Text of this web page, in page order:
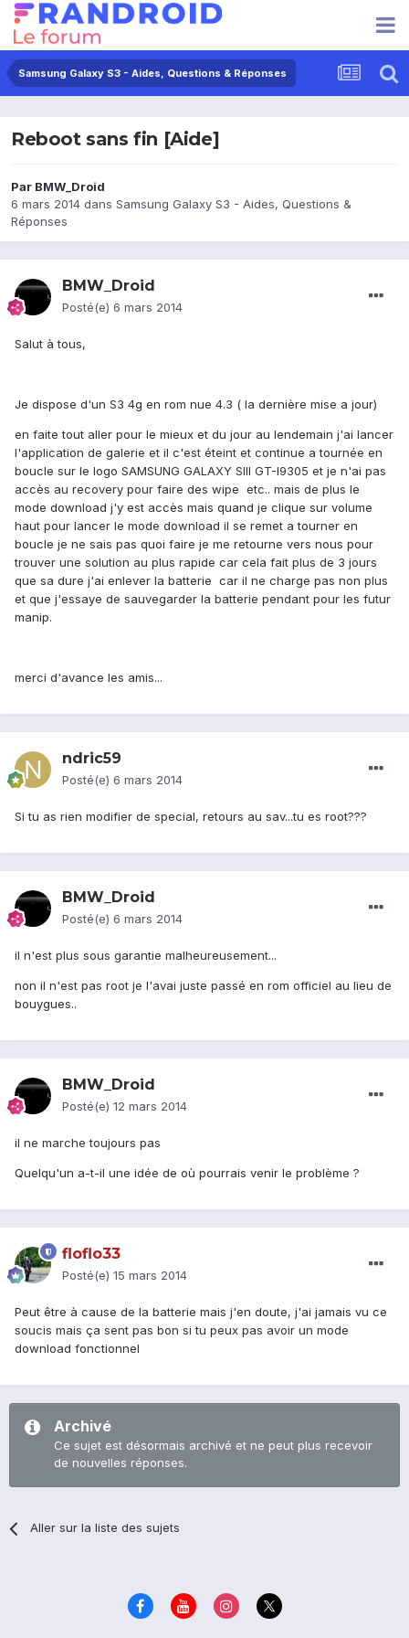
Samsung Galaxy S3 - Aides, Questions & Réponses
Reboot sans fin [Aide]
Par BMW_Droid
6 mars 2014 dans Samsung Galaxy S3 - Aides, Questions &
Réponses
BMW_Droid
Posté(e) 6 mars 2014
Salut à tous,
Je dispose d'un S3 4g en rom nue 4.3 ( la dernière mise a jour)
en faite tout aller pour le mieux et du jour au lendemain j'ai lancer
l'application de galerie et il c'est éteint et continue a tournée en
boucle sur le logo SAMSUNG GALAXY SIII GT-I9305 et je n'ai pas
accès au recovery pour faire des wipe etc.. mais de plus le
mode download j'y est accès mais quand je clique sur volume
haut pour lancer le mode download il se remet a tourner en
boucle je ne sais pas quoi faire je me retourne vers nous pour
trouver une solution au plus rapide car cela fait plus de 3 jours
que sa dure j'ai enlever la batterie car il ne charge pas non plus
et que j'essaye de sauvegarder la batterie pendant pour les futur
manip.
merci d'avance les amis...
ndric59
Posté(e) 6 mars 2014
Si tu as rien modifier de special, retours au sav...tu es root???
BMW_Droid
Posté(e) 6 mars 2014
il n'est plus sous garantie malheureusement...
non il n'est pas root je l'avai juste passé en rom officiel au lieu de
bouygues..
BMW_Droid
Posté(e) 12 mars 2014
il ne marche toujours pas
Quelqu'un a-t-il une idée de où pourrais venir le problème ?
floflo33
Posté(e) 15 mars 2014
Peut être à cause de la batterie mais j'en doute, j'ai jamais vu ce
soucis mais ça sent pas bon si tu peux pas avoir un mode
download fonctionnel
Archivé
Ce sujet est désormais archivé et ne peut plus recevoir
de nouvelles réponses.
Aller sur la liste des sujets